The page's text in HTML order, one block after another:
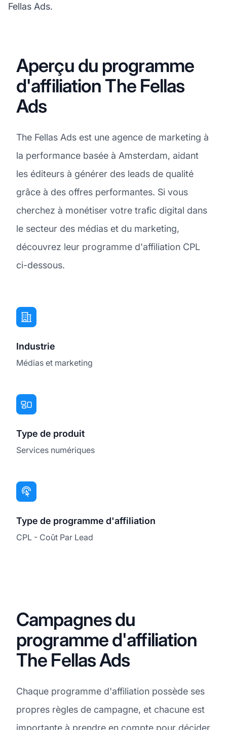
Fellas Ads.
Aperçu du programme
d'affiliation The Fellas
Ads
The Fellas Ads est une agence de marketing à
la performance basée à Amsterdam, aidant
les éditeurs à générer des leads de qualité
grâce à des offres performantes. Si vous
cherchez à monétiser votre trafic digital dans
le secteur des médias et du marketing,
découvrez leur programme d'affiliation CPL
ci-dessous.
Industrie
Médias et marketing
Type de produit
Services numériques
Type de programme d'affiliation
CPL - Coût Par Lead
Campagnes du
programme d'affiliation
The Fellas Ads
Chaque programme d'affiliation possède ses
propres règles de campagne, et chacune est
importante à prendre en compte pour décider